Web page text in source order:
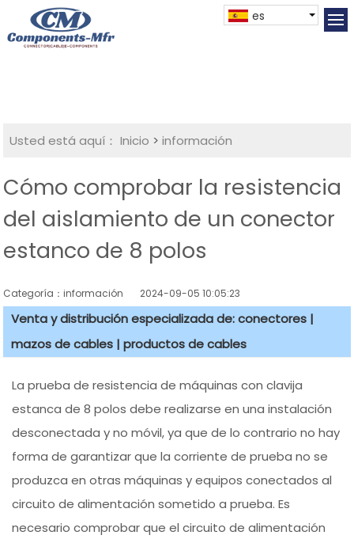
es
Usted está aquí： Inicio >información
Cómo comprobar la resistencia
del aislamiento de un conector
estanco de 8 polos
Categoría：información 2024-09-05 10:05:23
Venta y distribución especializada de: conectores |
mazos de cables | productos de cables
La prueba de resistencia de máquinas con clavija
estanca de 8 polos debe realizarse en una instalación
desconectada y no móvil, ya que de lo contrario no hay
forma de garantizar que la corriente de prueba no se
produzca en otras máquinas y equipos conectados al
circuito de alimentación sometido a prueba. Es
necesario comprobar que el circuito de alimentación